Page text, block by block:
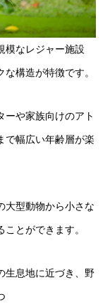
模なレジャー施設
構造が特徴です。
ーや家族向けのアト
で幅広い年齢層が楽
大型動物から小さな
とができます。
生息地に近づき、野